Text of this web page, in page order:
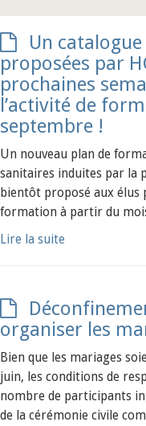
Un
proposées par
prochaines
l’activité de
septembre !
Un nouveau plan de
sanitaires induites par la
bientôt proposé aux
formation à partir du
Lire la suite
organiser les
Bien que les mariages
juin, les conditions de
nombre de participants
de la cérémonie civile